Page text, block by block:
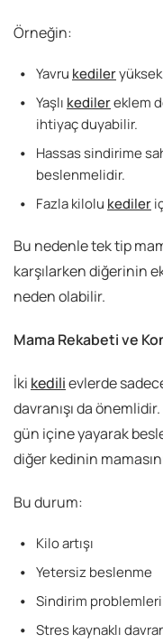
Örneğin:
Yavru kediler
Yaşlı kedilereklem
ihtiyaç duyabilir.
Hassas sindirime
beslenmelidir.
Fazla kilolu kediler
Bu nedenle tek tip
karşılarken diğerinin
neden olabilir.
Mama Rekabeti ve
İki kedilievlerde
davranışı da önemlidir.
gün içine yayarak
diğer kedinin
Bu durum:
Kilo artışı
Yetersiz beslenme
Sindirim problemleri
Stres kaynaklı